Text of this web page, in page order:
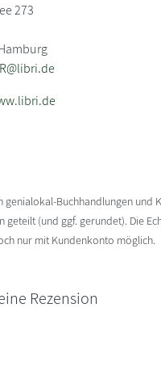
273
Buchhandlungen und
(und ggf. gerundet). Die
nur mit Kundenkonto möglich.
Rezension